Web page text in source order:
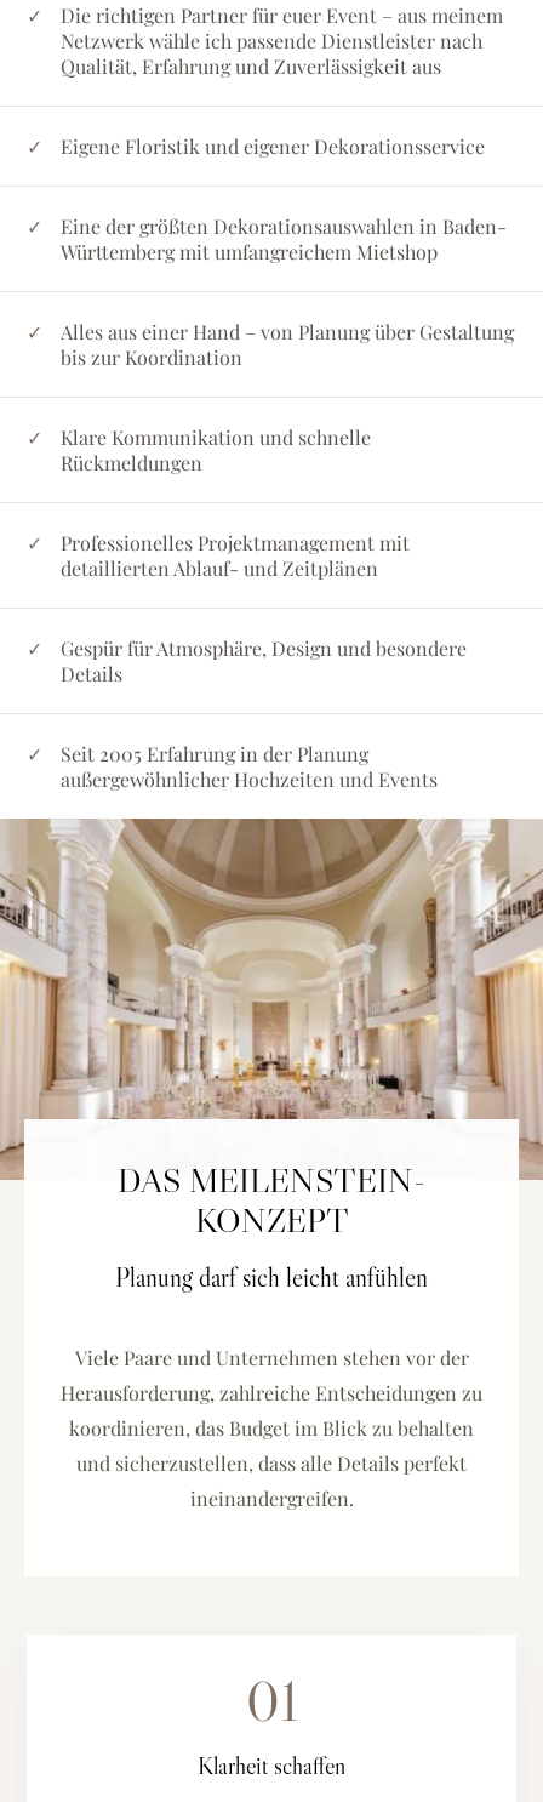
Die richtigen Partner für euer Event – aus meinem
Netzwerk wähle ich passende Dienstleister nach
Qualität, Erfahrung und Zuverlässigkeit aus
Eigene Floristik und eigener Dekorationsservice
Eine der größten Dekorationsauswahlen in Baden-
Württemberg mit umfangreichem Mietshop
Alles aus einer Hand – von Planung über Gestaltung
bis zur Koordination
Klare Kommunikation und schnelle
Rückmeldungen
Professionelles Projektmanagement mit
detaillierten Ablauf- und Zeitplänen
Gespür für Atmosphäre, Design und besondere
Details
Seit 2005 Erfahrung in der Planung
außergewöhnlicher Hochzeiten und Events
DAS MEILENSTEIN-
KONZEPT
Planung darf sich leicht anfühlen
Viele Paare und Unternehmen stehen vor der
Herausforderung, zahlreiche Entscheidungen zu
koordinieren, das Budget im Blick zu behalten
und sicherzustellen, dass alle Details perfekt
ineinandergreifen.
01
Klarheit schaffen